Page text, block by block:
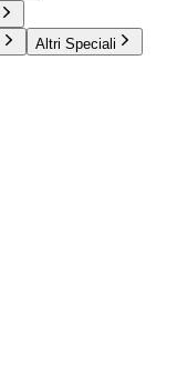
Altri Speciali